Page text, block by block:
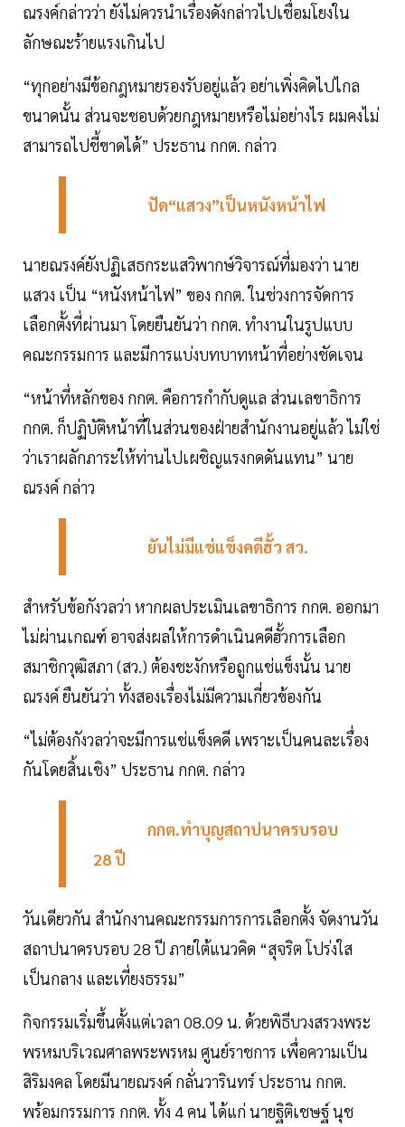
ณรงค์กล่าวว่า ยังไม่ควรนำเรื่องดังกล่าวไปเชื่อมโยงใน
ลักษณะร้ายแรงเกินไป
“ทุกอย่างมีข้อกฎหมายรองรับอยู่แล้ว อย่าเพิ่งคิดไปไกล
ขนาดนั้น ส่วนจะชอบด้วยกฎหมายหรือไม่อย่างไร ผมคงไม่
สามารถไปชี้ขาดได้” ประธาน กกต. กล่าว
ปัด“แสวง”เป็นหนังหน้าไฟ
นายณรงค์ยังปฏิเสธกระแสวิพากษ์วิจารณ์ที่มองว่า นาย
แสวง เป็น “หนังหน้าไฟ” ของ กกต. ในช่วงการจัดการ
เลือกตั้งที่ผ่านมา โดยยืนยันว่า กกต. ทำงานในรูปแบบ
คณะกรรมการ และมีการแบ่งบทบาทหน้าที่อย่างชัดเจน
“หน้าที่หลักของ กกต. คือการกำกับดูแล ส่วนเลขาธิการ
กกต. ก็ปฏิบัติหน้าที่ในส่วนของฝ่ายสำนักงานอยู่แล้ว ไม่ใช่
ว่าเราผลักภาระให้ท่านไปเผชิญแรงกดดันแทน” นาย
ณรงค์ กล่าว
ยันไม่มีแช่แข็งคดีฮั้ว สว.
สำหรับข้อกังวลว่า หากผลประเมินเลขาธิการ กกต. ออกมา
ไม่ผ่านเกณฑ์ อาจส่งผลให้การดำเนินคดีฮั้วการเลือก
สมาชิกวุฒิสภา (สว.) ต้องชะงักหรือถูกแช่แข็งนั้น นาย
ณรงค์ ยืนยันว่า ทั้งสองเรื่องไม่มีความเกี่ยวข้องกัน
“ไม่ต้องกังวลว่าจะมีการแช่แข็งคดี เพราะเป็นคนละเรื่อง
กันโดยสิ้นเชิง” ประธาน กกต. กล่าว
กกต.ทำบุญสถาปนาครบรอบ
28 ปี
วันเดียวกัน สำนักงานคณะกรรมการการเลือกตั้ง จัดงานวัน
สถาปนาครบรอบ 28 ปี ภายใต้แนวคิด “สุจริต โปร่งใส
เป็นกลาง และเที่ยงธรรม”
กิจกรรมเริ่มขึ้นตั้งแต่เวลา 08.09 น. ด้วยพิธีบวงสรวงพระ
พรหมบริเวณศาลพระพรหม ศูนย์ราชการ เพื่อความเป็น
สิริมงคล โดยมีนายณรงค์ กลั่นวารินทร์ ประธาน กกต.
พร้อมกรรมการ กกต. ทั้ง 4 คน ได้แก่ นายฐิติเชษฐ์ นุช